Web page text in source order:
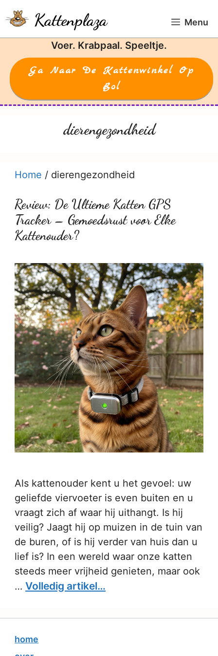
naar
de
Kattenplaza Menu
Voer. Krabpaal. Speeltje.
Ga Naar De Kattenwinkel Op
Bol
dierengezondheid
Home / dierengezondheid
Review: De Ultieme Katten GPS
Tracker – Gemoedsrust voor Elke
Kattenouder?
Als kattenouder kent u het gevoel: uw
geliefde viervoeter is even buiten en u
vraagt zich af waar hij uithangt. Is hij
veilig? Jaagt hij op muizen in de tuin van
de buren, of is hij verder van huis dan u
lief is? In een wereld waar onze katten
steeds meer vrijheid genieten, maar ook
… Volledig artikel…
home